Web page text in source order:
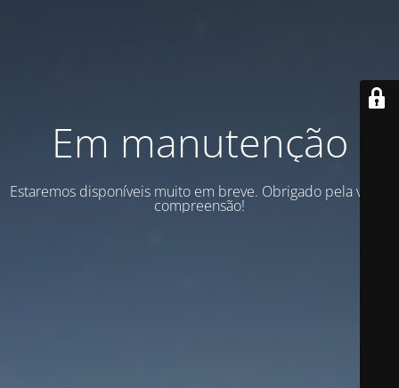
Em manutenção
Estaremos disponíveis muito em breve. Obrigado pela vossa
compreensão!